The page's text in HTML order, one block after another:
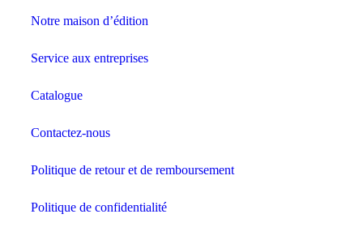
Notre maison d’édition
Service aux entreprises
Catalogue
Contactez-nous
Politique de retour et de remboursement
Politique de confidentialité